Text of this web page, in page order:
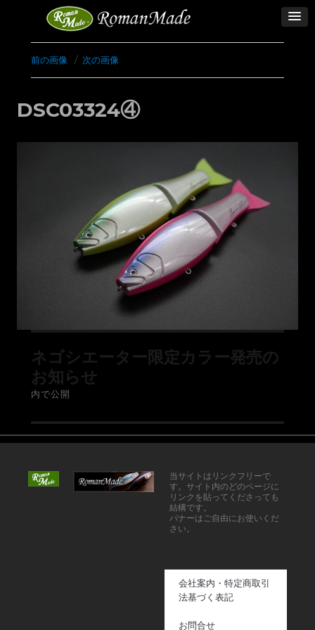
前の画像 次の画像
DSC03324④
ネゴシエーター限定カラー発売の
お知らせ
内で公開
当サイトはリンクフリーで
す。サイト内のどのページに
リンクを貼ってくださっても
結構です。
バナーはご自由にお使いくだ
さい。
会社案内・特定商取引
法基づく表記
お問合せ